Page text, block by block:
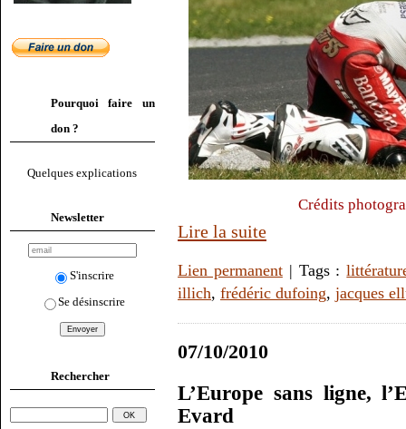
Pourquoi faire un
don ?
Quelques explications
Newsletter
S'inscrire
Se désinscrire
Rechercher
Crédits
Lire la suite
Lien permanent| Tags :
illich, frédéric dufoing, jacques
07/10/2010
L’Europe sans ligne,
Evard